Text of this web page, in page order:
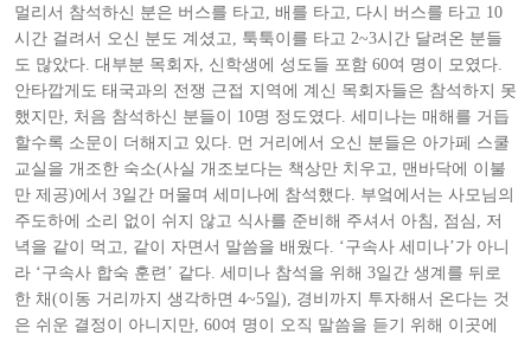
멀리서 참석하신 분은 버스를 타고, 배를 타고, 다시 버스를 타고 10
시간 걸려서 오신 분도 계셨고, 툭툭이를 타고 2~3시간 달려온 분들
도 많았다. 대부분 목회자, 신학생에 성도들 포함 60여 명이 모였다.
안타깝게도 태국과의 전쟁 근접 지역에 계신 목회자들은 참석하지 못
했지만, 처음 참석하신 분들이 10명 정도였다. 세미나는 매해를 거듭
할수록 소문이 더해지고 있다. 먼 거리에서 오신 분들은 아가페 스쿨
교실을 개조한 숙소(사실 개조보다는 책상만 치우고, 맨바닥에 이불
만 제공)에서 3일간 머물며 세미나에 참석했다. 부엌에서는 사모님의
주도하에 소리 없이 쉬지 않고 식사를 준비해 주셔서 아침, 점심, 저
녁을 같이 먹고, 같이 자면서 말씀을 배웠다. ‘구속사 세미나’가 아니
라 ‘구속사 합숙 훈련’ 같다. 세미나 참석을 위해 3일간 생계를 뒤로
한 채(이동 거리까지 생각하면 4~5일), 경비까지 투자해서 온다는 것
은 쉬운 결정이 아니지만, 60여 명이 오직 말씀을 듣기 위해 이곳에